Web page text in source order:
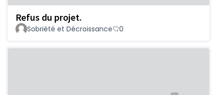
Refus du projet.
Sobriété et Décroissance 0